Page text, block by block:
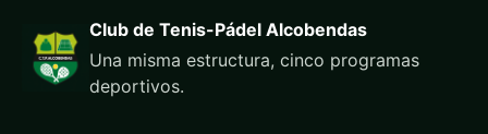
Club de Tenis-Pádel Alcobendas
Una misma estructura, cinco programas
deportivos.